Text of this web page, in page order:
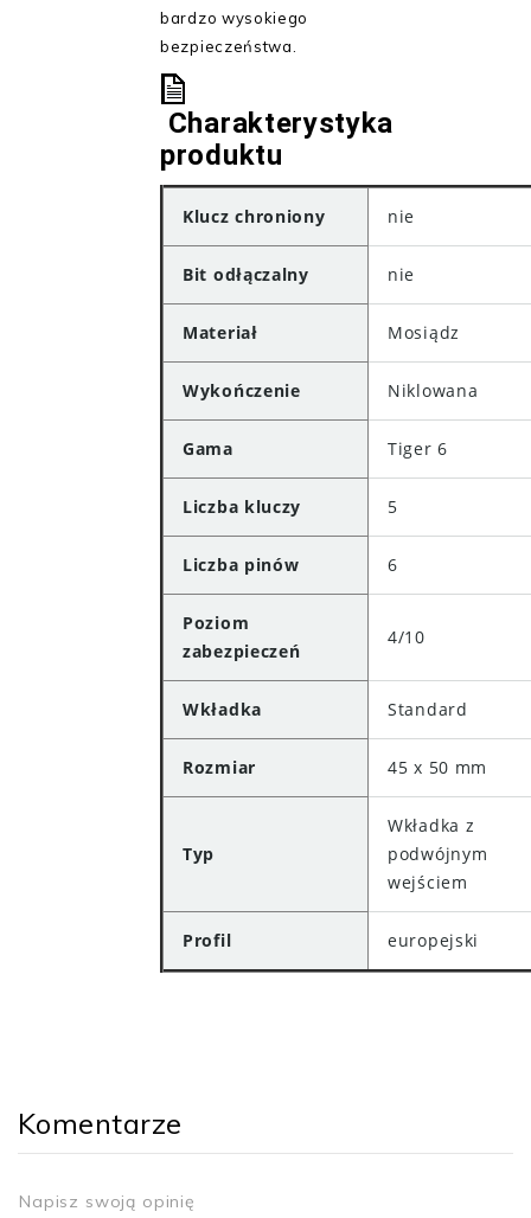
bardzo wysokiego
bezpieczeństwa.
Charakterystyka
produktu
Klucz chroniony nie
Bit odłączalny nie
Materiał Mosiądz
Wykończenie Niklowana
Gama Tiger 6
Liczba kluczy 5
Liczba pinów 6
Poziom
zabezpieczeń
4/10
Wkładka Standard
Rozmiar 45 x 50 mm
Typ
Wkładka z
podwójnym
wejściem
Profil europejski
Komentarze
Napisz swoją opinię